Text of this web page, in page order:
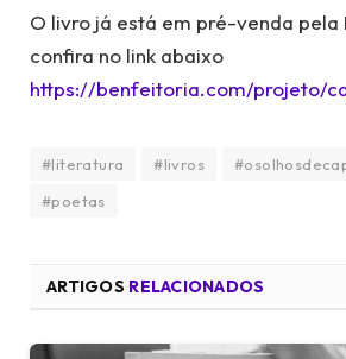
O livro já está em pré-venda pela
confira no link abaixo
https://benfeitoria.com/projeto/
#literatura #livros
#poetas
ARTIGOS RELACIONADOS